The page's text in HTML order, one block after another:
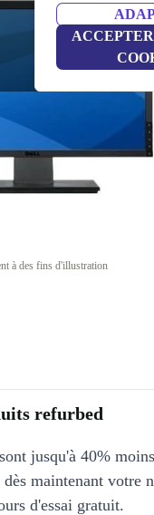
à des fins d'illustration
refurbed
jusqu'à 40%
maintenant votre
d'essai gratuit.